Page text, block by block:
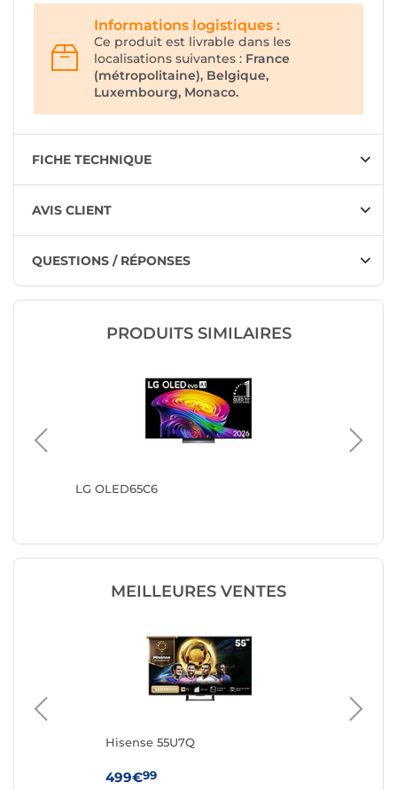
Informations logistiques :
Ce produit est livrable dans les
localisations suivantes : France
(métropolitaine), Belgique,
Luxembourg, Monaco.
FICHE TECHNIQUE
AVIS CLIENT
QUESTIONS / RÉPONSES
PRODUITS SIMILAIRES
LG OLED65C6
MEILLEURES VENTES
Hisense 55U7Q
499€99